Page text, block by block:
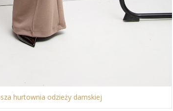
hurtownia odzieży damskiej